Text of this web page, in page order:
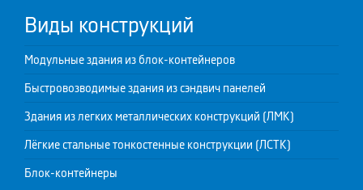
Виды конструкций
Модульные здания из блок-контейнеров
Быстровозводимые здания из сэндвич панелей
Здания из легких металлических конструкций (ЛМК)
Лёгкие стальные тонкостенные конструкции (ЛСТК)
Блок-контейнеры